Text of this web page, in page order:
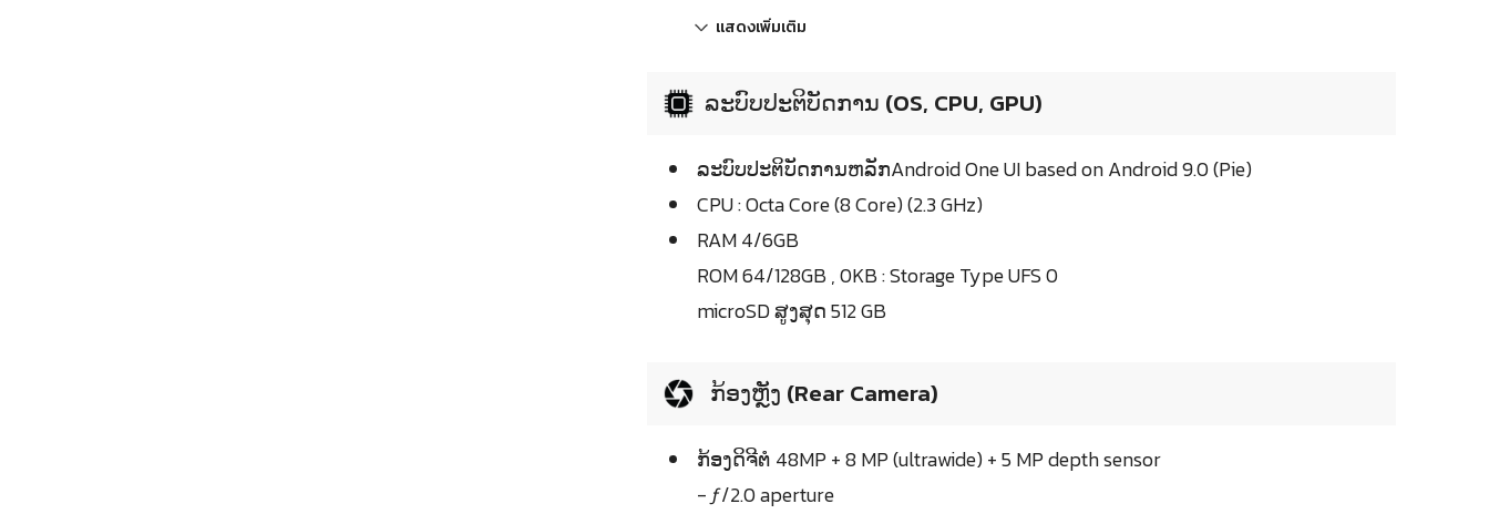
แสดงเพิ่มเติม
ລະບົບປະຕິບັດການ (OS, CPU, GPU)
ລະບົບປະຕິບັດການຫລັກAndroid One UI based on Android 9.0 (Pie)
CPU : Octa Core (8 Core) (2.3 GHz)
RAM 4/6GB
ROM 64/128GB , 0KB : Storage Type UFS 0
microSD ສູງສຸດ 512 GB
ກ້ອງຫຼັງ (Rear Camera)
ກ້ອງດິຈີຕໍ 48MP + 8 MP (ultrawide) + 5 MP depth sensor
- ƒ/2.0 aperture